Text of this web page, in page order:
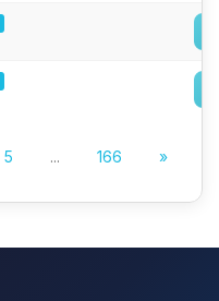
5 ... 166 »